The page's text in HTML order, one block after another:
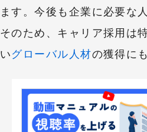
ます。今後も企業に必要な
そのため、キャリア採用は
い グローバル人材の獲得に